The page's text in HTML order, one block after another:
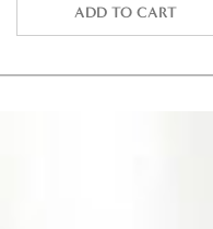
ADD TO CART